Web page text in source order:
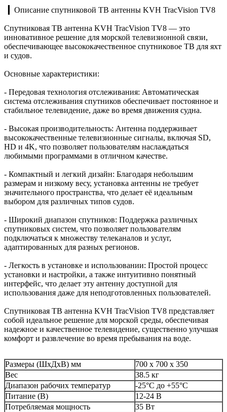
▎Описание спутниковой ТВ антенны KVH TracVision TV8
Спутниковая ТВ антенна KVH TracVision TV8 — это
инновативное решение для морской телевизионной связи,
обеспечивающее высококачественное спутниковое ТВ для яхт
и судов.
Основные характеристики:
- Передовая технология отслеживания: Автоматическая
система отслеживания спутников обеспечивает постоянное и
стабильное телевидение, даже во время движения судна.
- Высокая производительность: Антенна поддерживает
высококачественные телевизионные сигналы, включая SD,
HD и 4K, что позволяет пользователям наслаждаться
любимыми программами в отличном качестве.
- Компактный и легкий дизайн: Благодаря небольшим
размерам и низкому весу, установка антенны не требует
значительного пространства, что делает её идеальным
выбором для различных типов судов.
- Широкий диапазон спутников: Поддержка различных
спутниковых систем, что позволяет пользователям
подключаться к множеству телеканалов и услуг,
адаптированных для разных регионов.
- Легкость в установке и использовании: Простой процесс
установки и настройки, а также интуитивно понятный
интерфейс, что делает эту антенну доступной для
использования даже для неподготовленных пользователей.
Спутниковая ТВ антенна KVH TracVision TV8 представляет
собой идеальное решение для морской среды, обеспечивая
надежное и качественное телевидение, существенно улучшая
комфорт и развлечение во время пребывания на воде.
Размеры (ШхДхВ) мм
700 x 700 x 350
Вес
38.5 кг
Диапазон рабочих температур
-25°C до +55°C
Питание (В)
12-24 В
Потребляемая мощность
35 Вт